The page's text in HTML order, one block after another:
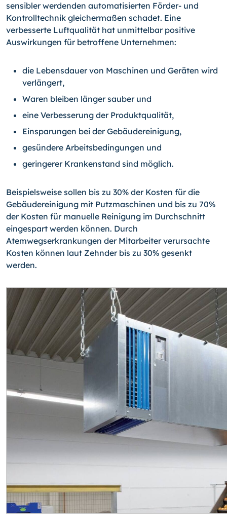
sensibler werdenden automatisierten Förder- und
Kontrolltechnik gleichermaßen schadet. Eine
verbesserte Luftqualität hat unmittelbar positive
Auswirkungen für betroffene Unternehmen:
die Lebensdauer von Maschinen und Geräten wird
verlängert,
Waren bleiben länger sauber und
eine Verbesserung der Produktqualität,
Einsparungen bei der Gebäudereinigung,
gesündere Arbeitsbedingungen und
geringerer Krankenstand sind möglich.
Beispielsweise sollen bis zu 30% der Kosten für die
Gebäudereinigung mit Putzmaschinen und bis zu 70%
der Kosten für manuelle Reinigung im Durchschnitt
eingespart werden können. Durch
Atemwegserkrankungen der Mitarbeiter verursachte
Kosten können laut Zehnder bis zu 30% gesenkt
werden.